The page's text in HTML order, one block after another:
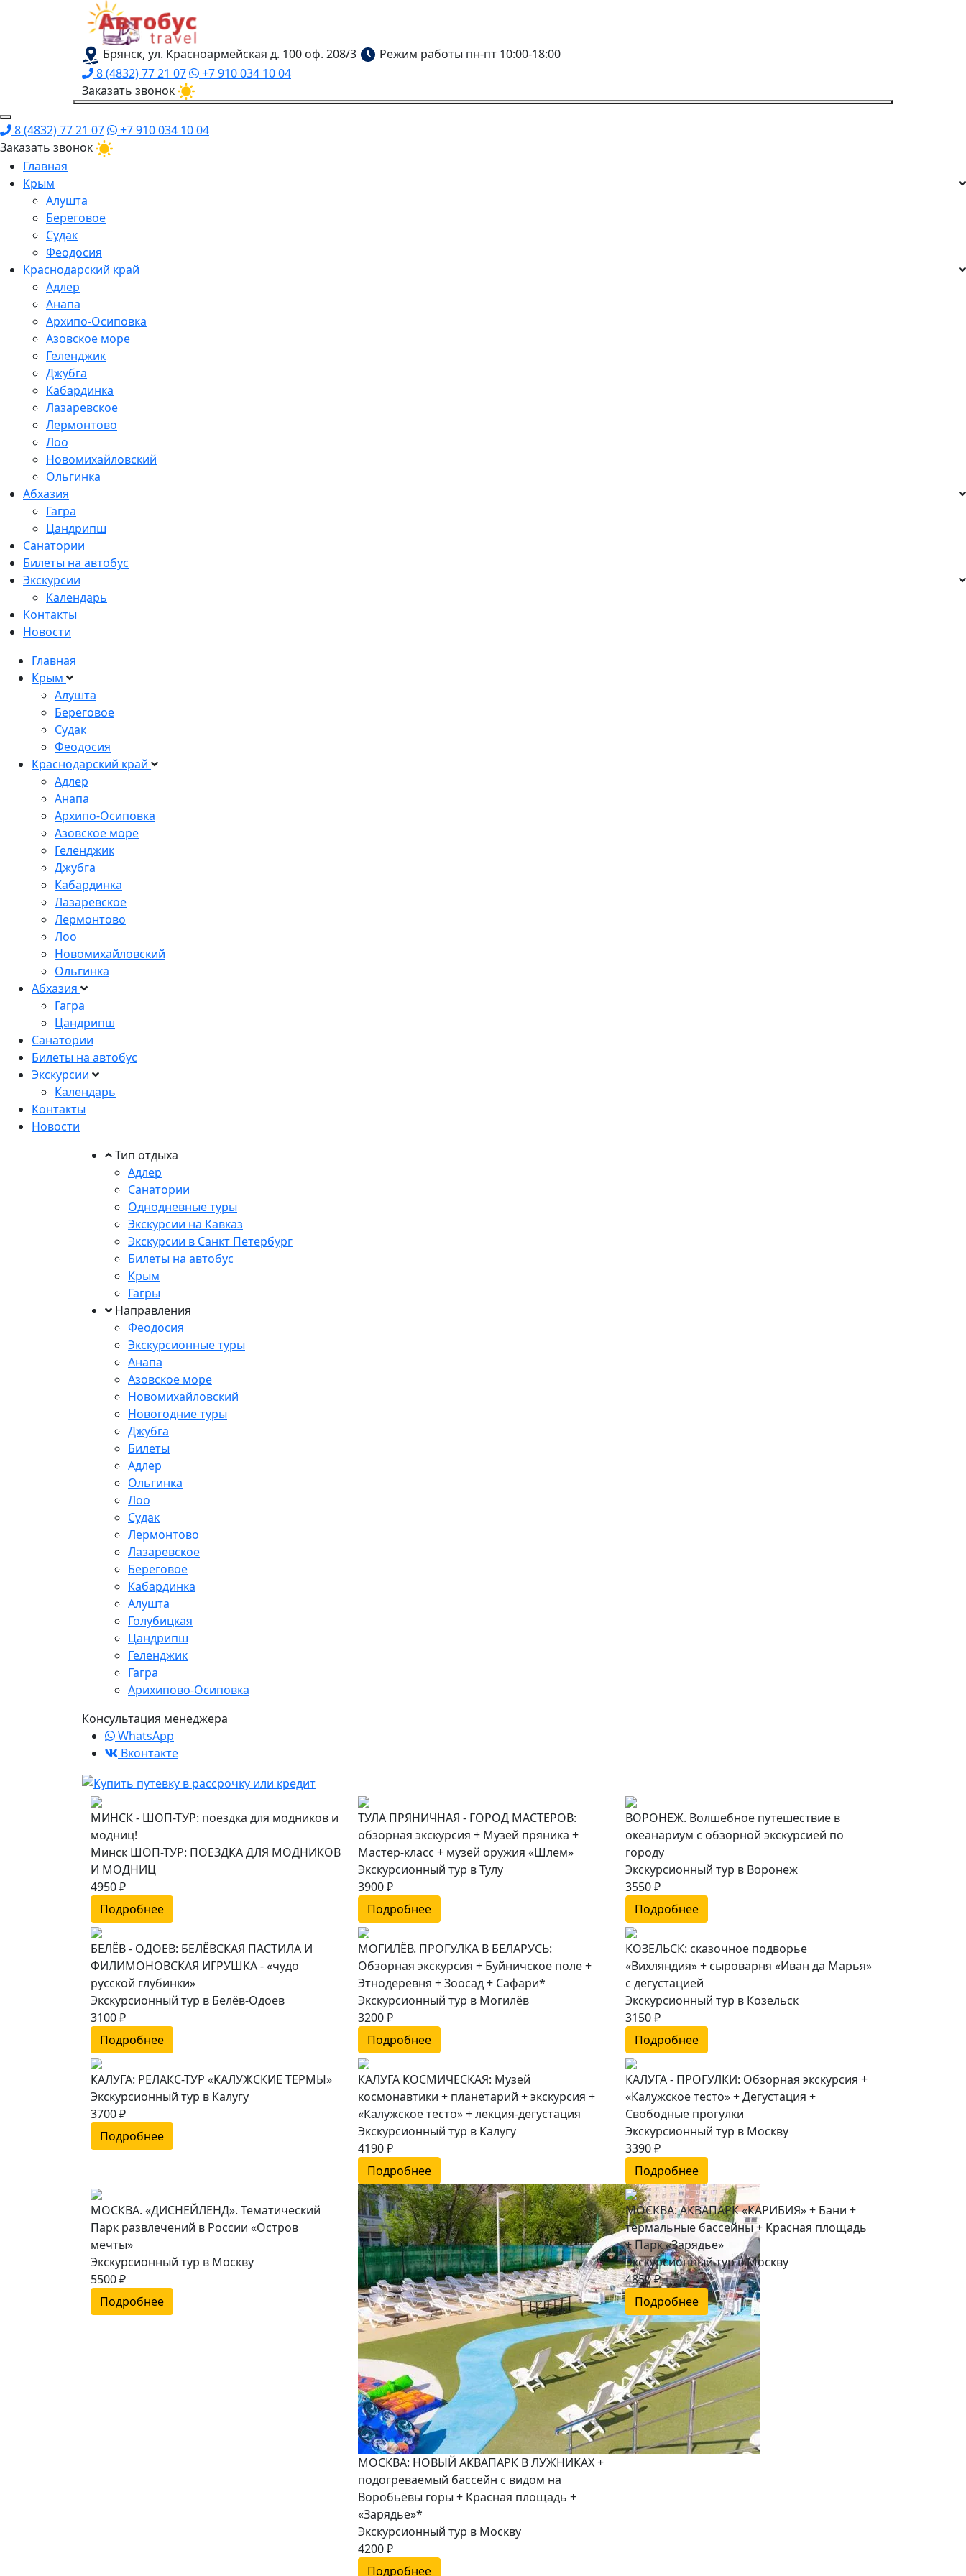
Брянск, ул. Красноармейская д. 100 оф. 208/3
Режим работы пн-пт 10:00-18:00
8 (4832) 77 21 07
+7 910 034 10 04
Заказать звонок
8 (4832) 77 21 07
+7 910 034 10 04
Заказать звонок
Главная
Крым
Алушта
Береговое
Судак
Феодосия
Краснодарский край
Адлер
Анапа
Архипо-Осиповка
Азовское море
Геленджик
Джубга
Кабардинка
Лазаревское
Лермонтово
Лоо
Новомихайловский
Ольгинка
Абхазия
Гагра
Цандрипш
Санатории
Билеты на автобус
Экскурсии
Календарь
Контакты
Новости
Главная
Крым
Алушта
Береговое
Судак
Феодосия
Краснодарский край
Адлер
Анапа
Архипо-Осиповка
Азовское море
Геленджик
Джубга
Кабардинка
Лазаревское
Лермонтово
Лоо
Новомихайловский
Ольгинка
Абхазия
Гагра
Цандрипш
Санатории
Билеты на автобус
Экскурсии
Календарь
Контакты
Новости
Тип отдыха
Адлер
Санатории
Однодневные туры
Экскурсии на Кавказ
Экскурсии в Санкт Петербург
Билеты на автобус
Крым
Гагры
Направления
Феодосия
Экскурсионные туры
Анапа
Азовское море
Новомихайловский
Новогодние туры
Джубга
Билеты
Адлер
Ольгинка
Лоо
Судак
Лермонтово
Лазаревское
Береговое
Кабардинка
Алушта
Голубицкая
Цандрипш
Геленджик
Гагра
Арихипово-Осиповка
Консультация менеджера
WhatsApp
Вконтакте
МИНСК - ШОП-ТУР: поездка для модников и
модниц!
Минск ШОП-ТУР: ПОЕЗДКА ДЛЯ МОДНИКОВ
И МОДНИЦ
4950 ₽
Подробнее
ТУЛА ПРЯНИЧНАЯ - ГОРОД МАСТЕРОВ:
обзорная экскурсия + Музей пряника +
Мастер-класс + музей оружия «Шлем»
Экскурсионный тур в Тулу
3900 ₽
Подробнее
ВОРОНЕЖ. Волшебное путешествие в
океанариум с обзорной экскурсией по
городу
Экскурсионный тур в Воронеж
3550 ₽
Подробнее
БЕЛЁВ - ОДОЕВ: БЕЛЁВСКАЯ ПАСТИЛА И
ФИЛИМОНОВСКАЯ ИГРУШКА - «чудо
русской глубинки»
Экскурсионный тур в Белёв-Одоев
3100 ₽
Подробнее
МОГИЛЁВ. ПРОГУЛКА В БЕЛАРУСЬ:
Обзорная экскурсия + Буйничское поле +
Этнодеревня + Зоосад + Сафари*
Экскурсионный тур в Могилёв
3200 ₽
Подробнее
КОЗЕЛЬСК: сказочное подворье
«Вихляндия» + сыроварня «Иван да Марья»
с дегустацией
Экскурсионный тур в Козельск
3150 ₽
Подробнее
КАЛУГА: РЕЛАКС-ТУР «КАЛУЖСКИЕ ТЕРМЫ»
Экскурсионный тур в Калугу
3700 ₽
Подробнее
КАЛУГА КОСМИЧЕСКАЯ: Музей
космонавтики + планетарий + экскурсия +
«Калужское тесто» + лекция-дегустация
Экскурсионный тур в Калугу
4190 ₽
Подробнее
КАЛУГА - ПРОГУЛКИ: Обзорная экскурсия +
«Калужское тесто» + Дегустация +
Свободные прогулки
Экскурсионный тур в Москву
3390 ₽
Подробнее
МОСКВА. «ДИСНЕЙЛЕНД». Тематический
Парк развлечений в России «Остров
мечты»
Экскурсионный тур в Москву
5500 ₽
Подробнее
МОСКВА: НОВЫЙ АКВАПАРК В ЛУЖНИКАХ +
подогреваемый бассейн с видом на
Воробьёвы горы + Красная площадь +
«Зарядье»*
Экскурсионный тур в Москву
4200 ₽
Подробнее
МОСКВА: АКВАПАРК «КАРИБИЯ» + Бани +
термальные бассейны + Красная площадь
+ Парк «Зарядье»
Экскурсионный тур в Москву
4850 ₽
Подробнее